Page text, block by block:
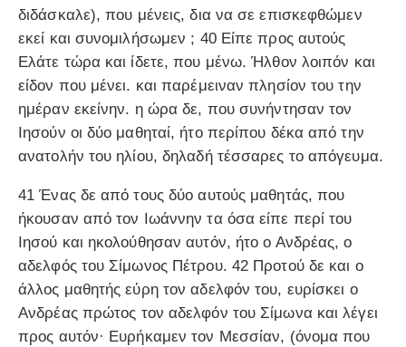
διδάσκαλε), που μένεις, δια να σε επισκεφθώμεν
εκεί και συνομιλήσωμεν ; 40 Είπε προς αυτούς
Ελάτε τώρα και ίδετε, που μένω. Ήλθον λοιπόν και
είδον που μένει. και παρέμειναν πλησίον του την
ημέραν εκείνην. η ώρα δε, που συνήντησαν τον
Ιησούν οι δύο μαθηταί, ήτο περίπου δέκα από την
ανατολήν του ηλίου, δηλαδή τέσσαρες το απόγευμα.
41 Ένας δε από τους δύο αυτούς μαθητάς, που
ήκουσαν από τον Ιωάννην τα όσα είπε περί του
Ιησού και ηκολούθησαν αυτόν, ήτο ο Ανδρέας, ο
αδελφός του Σίμωνος Πέτρου. 42 Προτού δε και ο
άλλος μαθητής εύρη τον αδελφόν του, ευρίσκει ο
Ανδρέας πρώτος τον αδελφόν του Σίμωνα και λέγει
προς αυτόν· Ευρήκαμεν τον Μεσσίαν, (όνομα που